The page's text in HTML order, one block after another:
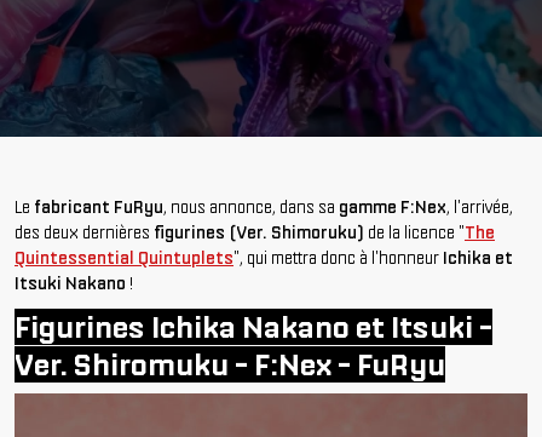
Le fabricant FuRyu, nous annonce, dans sa gamme F:Nex, l'arrivée,
des deux dernières figurines (Ver. Shimoruku) de la licence "The
Quintessential Quintuplets", qui mettra donc à l'honneur Ichika et
Itsuki Nakano !
Figurines Ichika Nakano et Itsuki -
Ver. Shiromuku - F:Nex - FuRyu